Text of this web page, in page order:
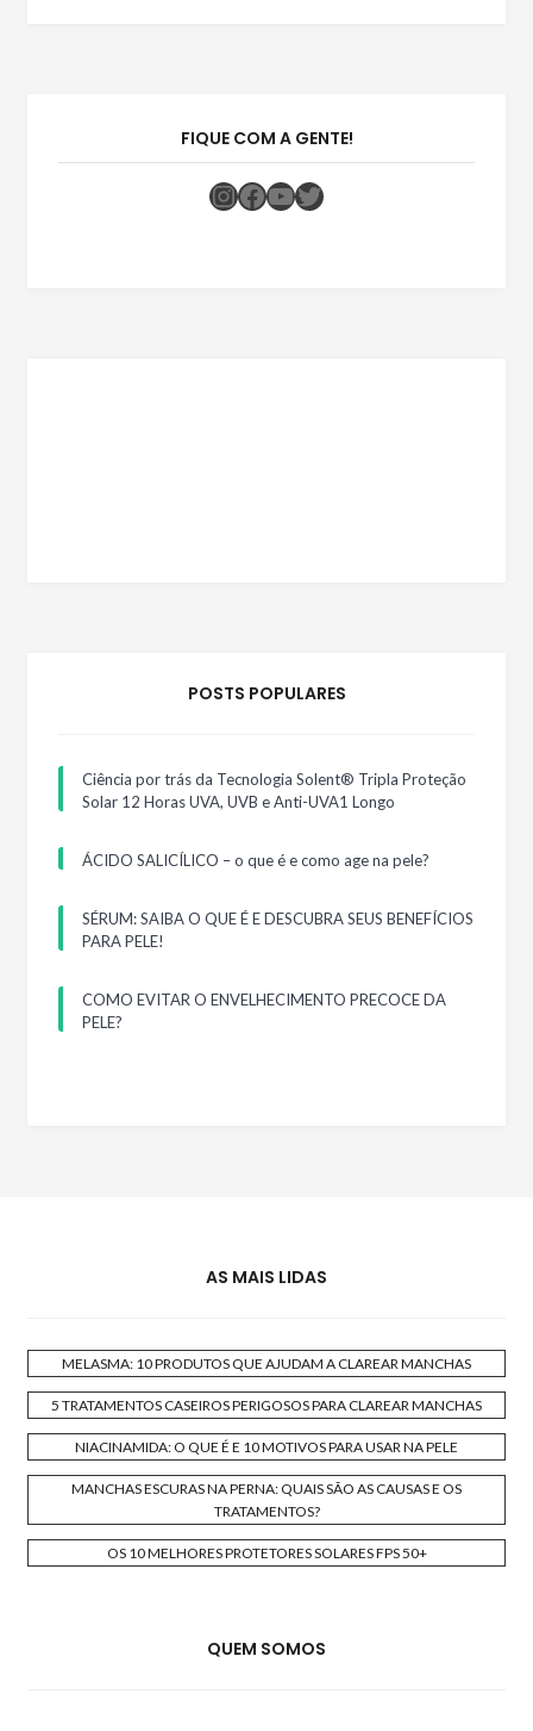
FIQUE COM A GENTE!
Instagram
Facebook
Youtube
Twitter
POSTS POPULARES
Ciência por trás da Tecnologia Solent® Tripla Proteção
Solar 12 Horas UVA, UVB e Anti-UVA1 Longo
ÁCIDO SALICÍLICO – o que é e como age na pele?
SÉRUM: SAIBA O QUE É E DESCUBRA SEUS BENEFÍCIOS
PARA PELE!
COMO EVITAR O ENVELHECIMENTO PRECOCE DA
PELE?
AS MAIS LIDAS
MELASMA: 10 PRODUTOS QUE AJUDAM A CLAREAR MANCHAS
5 TRATAMENTOS CASEIROS PERIGOSOS PARA CLAREAR MANCHAS
NIACINAMIDA: O QUE É E 10 MOTIVOS PARA USAR NA PELE
MANCHAS ESCURAS NA PERNA: QUAIS SÃO AS CAUSAS E OS
TRATAMENTOS?
OS 10 MELHORES PROTETORES SOLARES FPS 50+
QUEM SOMOS